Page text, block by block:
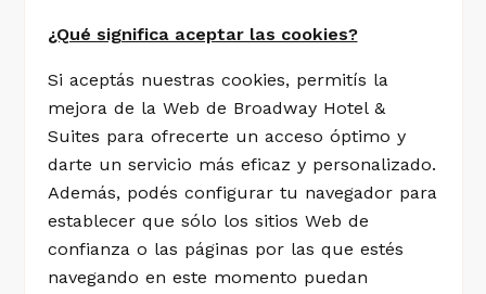
¿Qué significa aceptar las cookies?
Si aceptás nuestras cookies, permitís la
mejora de la Web de Broadway Hotel &
Suites para ofrecerte un acceso óptimo y
darte un servicio más eficaz y personalizado.
Además, podés configurar tu navegador para
establecer que sólo los sitios Web de
confianza o las páginas por las que estés
navegando en este momento puedan